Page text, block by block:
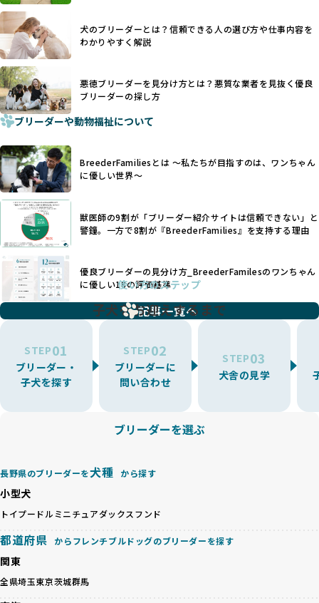
あり、実際の現場や日々のケアの状況がわからないため、営
利優先の「悪徳ブリーダー」が含まれるリスクが高まりま
す。
BreederFamiliesでは、ワンちゃんを大切にする「優良ブリ
ーダー」のみを紹介するために、法令を超えた独自の基準を
設け、ブリーダーの理念や飼育環境の厳格なチェックを行っ
ています。
一部の営利優先のブリーディングでは、母犬の出産負担を考
えずに大量繁殖が行われ、親犬が心身ともに疲弊するケース
が見られます。さらに、コストカットのために食事を減らし
たり、栄養のない食事を与える、適切な健康管理が行われな
いなど、ワンちゃんの健康と福祉が犠牲にされることも少な
くありません。
また、健康リスクが予測しづらいミックス犬の繁殖や、愛情
が行き届かない多頭飼育等も問題です。これらのブリーディ
ング手法は、ワンちゃんの福祉を無視し、利益のみを追求す
るブリーダーによるものが多く、消費者にとっても深刻な課
題となっています。
BreederFamiliesでは、こうしたワンちゃんに優しくないブ
リーディングをなくすため、すべてのワンちゃんを家族のよ
うに大切に飼育・繁殖を行っている「優良ブリーダー」のみ
BreederFamiliesでは、アニマルウェルフェアを最優先に考
えた6つの絶対基準と12の総合基準を設定しています。これに
ことを徹底しています。
BreederFamiliesでは、以下の6項目を必須条件とし、これら
基づいた責任あるブリーディングを確保しています。
さらに、健康管理、社会性の育成、遺伝子検査、食事や運動
の質など、ワンちゃんの心身に配慮した飼育環境が整ってい
るかを評価する12項目の総合基準を設けています。これによ
り、より高い基準をクリアしたブリーダーだけを厳選してい
ます。
その結果、合格率10%未満という厳しい基準をクリアした優
良ブリーダーのみが登録されています。
を大切にするため断尾・断耳を行いません。
一方、営利優先ブリーダーでは「見た目が良く売れやすい」
ことを理由に断尾や断耳を行うことがあり、中には麻酔なし
で処置するケースも見受けられます。
「耳やしっぽを切らない」詳細はこちら
犬種ごとに異なる健康リスクや育て方のポイントを理解し、
適切に対応するためには、深い知識と豊富な経験が欠かせま
せん。現在、犬種は200種類以上あり、それぞれに特有の健康
たとえば、パグは呼吸器系のトラブルを抱えやすく、ラブラ
ドール・レトリバーには股関節形成不全への注意が必要で
す。このような犬種ごとの違いを熟知し、適切なケアを提供
できるかどうかは、ブリーダーの専門性に大きく関わりま
す。
優良ブリーダーは、少数の犬種（一般的に3種以内）に絞って
繁殖を行い、各犬種の特徴を熟知しています。これにより、
犬種ごとの健康管理や繁殖において質の高いケアを提供する
ことが可能です。
一方、営利優先ブリーダーは流行や需要に応じて扱う犬種を
増やす傾向があり、犬種ごとに異なる健康問題や適切な育成
環境を十分に考慮しない場合があります。こうしたブリーダ
たりストレスを抱えたりするリスクが高まります。
「少数の犬種に集中」の詳細はこちら
すが、無計画な交配には健康リスクが伴います。異なる犬種
の特徴を持つことで予測しにくい健康問題が発生する可能性
が高く、診断や治療も複雑化する場合があります。また、ミ
待する理想と現実が大きく異なることも少なくありません。
健康と性格を次世代に引き継ぐために、ミックス犬の繁殖を
避けます。無計画な交配がもたらすリスクを理解し、飼い主
殖を徹底しているのです。
一方、営利優先ブリーダーは流行や需要に応じて安易にミッ
が多く見受けられます。場合によっては、チワワ×ハスキー
犬のブリーダーとは？信頼できる人の選び方や仕事内容を
わかりやすく解説
悪徳ブリーダーを見分け方とは？悪質な業者を見抜く優良
ブリーダーの探し方
ブリーダーや動物福祉について
BreederFamiliesとは 〜私たちが目指すのは、ワンちゃん
に優しい世界〜
獣医師の9割が「ブリーダー紹介サイトは信頼できない」と
警鐘。一方で8割が『BreederFamilies』を支持する理由
優良ブリーダーの見分け方_BreederFamilesのワンちゃん
に優しい18の評価基準
記事一覧へ
使い方のステップ
子犬をお迎えするまで
STEP01
ブリーダー・
子犬を探す
STEP02
ブリーダーに
問い合わせ
STEP03
犬舎の見学
ブリーダーを選ぶ
長野県のブリーダーを犬種 から探す
小型犬
トイプードル ミニチュアダックスフンド
都道府県 からフレンチブルドッグのブリーダーを探す
関東
全県埼玉東京茨城群馬